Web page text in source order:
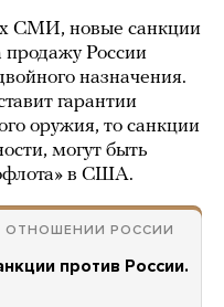
СМИ, новые санкции
продажу России
назначения.
гарантии
оружия, то санкции
могут быть
в США.
ОТНОШЕНИИ РОССИИ
против России.